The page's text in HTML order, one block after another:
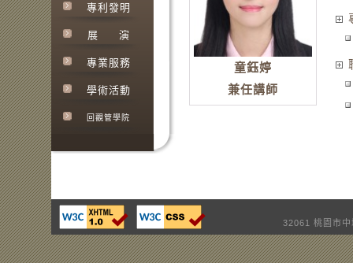
專利發明
展 演
專業服務
學術活動
回觀管學院
童鈺婷
兼任講師
32061 桃園市